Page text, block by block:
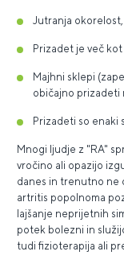
Jutranja
Prizadet je več
Majhni sklepi
običajno prizadeti
Prizadeti so enaki
Mnogi ljudje z "RA"
vročino ali opazijo
danes in trenutno ne
artritis popolnoma
lajšanje neprijetnih
potek bolezni in
tudi fizioterapija ali